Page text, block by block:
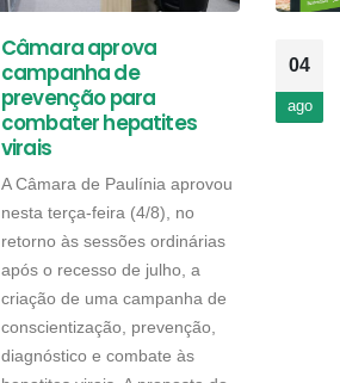
Câmara aprova
campanha de
prevenção para
combater hepatites
virais
A Câmara de Paulínia aprovou
nesta terça-feira (4/8), no
retorno às sessões ordinárias
após o recesso de julho, a
criação de uma campanha de
conscientização, prevenção,
diagnóstico e combate às
04
ago